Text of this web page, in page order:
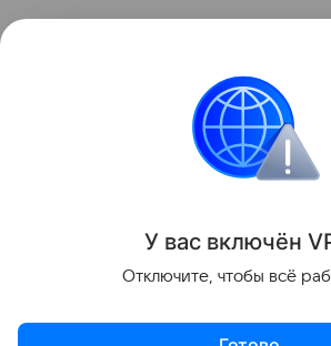
У вас включён V
Отключите, чтобы всё